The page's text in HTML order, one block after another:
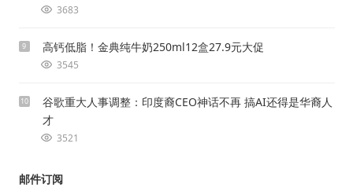
3683
9 高钙低脂！金典纯牛奶250ml12盒27.9元大促
3545
10
谷歌重大人事调整：印度裔CEO神话不再 搞AI还得是华裔人
才
3521
邮件订阅